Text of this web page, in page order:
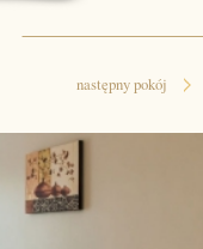
następny pokój